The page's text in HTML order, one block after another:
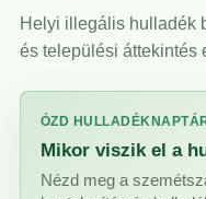
Helyi illegális hulladék
és települési áttekintés
ÓZD
Mikor viszik el a
Nézd meg a